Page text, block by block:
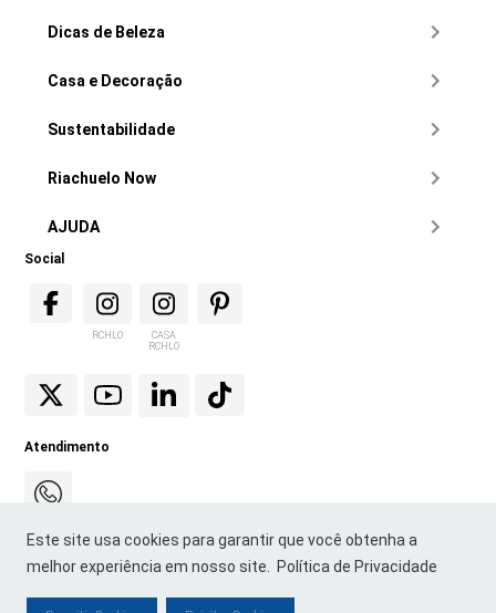
Este site usa cookies para garantir que você obtenha a
melhor experiência em nosso site. Política de Privacidade
Dicas de Beleza
Casa e Decoração
Sustentabilidade
Riachuelo Now
AJUDA
Social
RCHLO
CASA
RCHLO
Atendimento